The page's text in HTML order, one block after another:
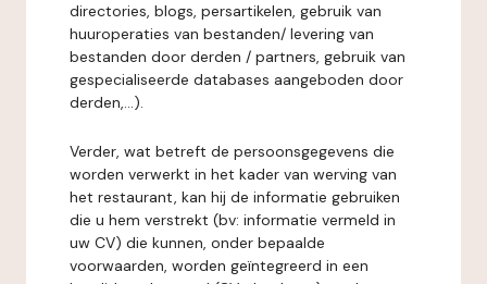
directories, blogs, persartikelen, gebruik van
huuroperaties van bestanden/ levering van
bestanden door derden / partners, gebruik van
gespecialiseerde databases aangeboden door
derden,...).
Verder, wat betreft de persoonsgegevens die
worden verwerkt in het kader van werving van
het restaurant, kan hij de informatie gebruiken
die u hem verstrekt (bv: informatie vermeld in
uw CV) die kunnen, onder bepaalde
voorwaarden, worden geïntegreerd in een